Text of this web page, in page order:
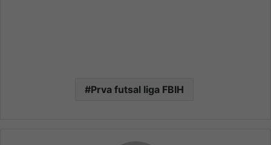
Prva futsal liga FBIH